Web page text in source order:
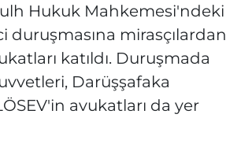
Hukuk Mahkemesi'ndeki
duruşmasına mirasçılardan
katıldı. Duruşmada
Darüşşafaka
avukatları da yer